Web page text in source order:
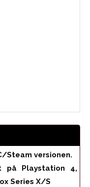
Steam versionen.
på Playstation 4,
Series X/S